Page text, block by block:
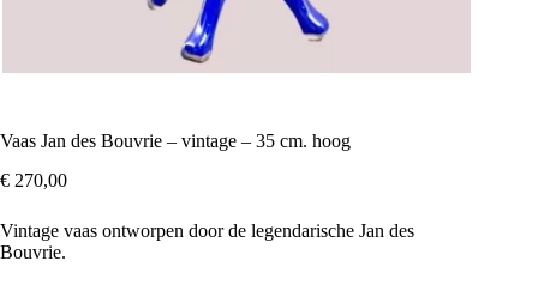
Vaas Jan des Bouvrie – vintage – 35 cm. hoog
€ 270,00
Vintage vaas ontworpen door de legendarische Jan des
Bouvrie.